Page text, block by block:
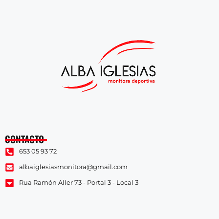
CONTACTO
653 05 93 72
albaiglesiasmonitora@gmail.com
Rua Ramón Aller 73 - Portal 3 - Local 3